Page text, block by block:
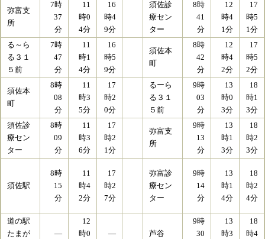
弥富支
所
7時
37
分
11
時0
4分
16
時4
9分
須佐診
療セン
ター
8時
41
分
12
時4
1分
17
時5
1分
る～ら
る３１
５前
7時
47
分
11
時1
4分
16
時5
9分
須佐本
町
8時
42
分
12
時4
2分
17
時5
2分
須佐本
町
8時
08
分
11
時3
5分
17
時2
0分
るーら
る３１
５前
9時
03
分
13
時0
3分
18
時1
3分
須佐診
療セン
ター
8時
09
分
11
時3
6分
17
時2
1分
弥富支
所
9時
13
分
13
時1
3分
18
時2
3分
須佐駅
8時
15
分
11
時4
2分
17
時2
7分
弥富診
療セン
ター
9時
14
分
13
時1
4分
18
時2
4分
道の駅
たまが
―
12
時0
― 芦谷
9時
30
13
時3
18
時4